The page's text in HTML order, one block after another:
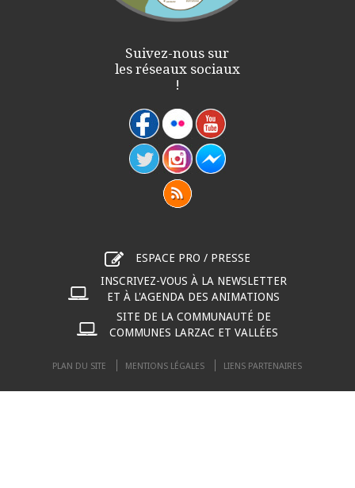
Suivez-nous sur
les réseaux sociaux
!
ESPACE PRO / PRESSE
INSCRIVEZ-VOUS À LA NEWSLETTER
ET À L'AGENDA DES ANIMATIONS
SITE DE LA COMMUNAUTÉ DE
COMMUNES LARZAC ET VALLÉES
PLAN DU SITE MENTIONS LÉGALES LIENS PARTENAIRES